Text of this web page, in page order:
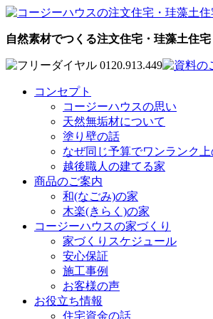
自然素材でつくる注文住宅・珪藻土住
コンセプト
コージーハウスの思い
天然無垢材について
塗り壁の話
なぜ同じ予算でワンランク
越後職人の建てる家
商品のご案内
和(なごみ)の家
木楽(きらく)の家
コージーハウスの家づくり
家づくりスケジュール
安心保証
施工事例
お客様の声
お役立ち情報
住宅資金の話